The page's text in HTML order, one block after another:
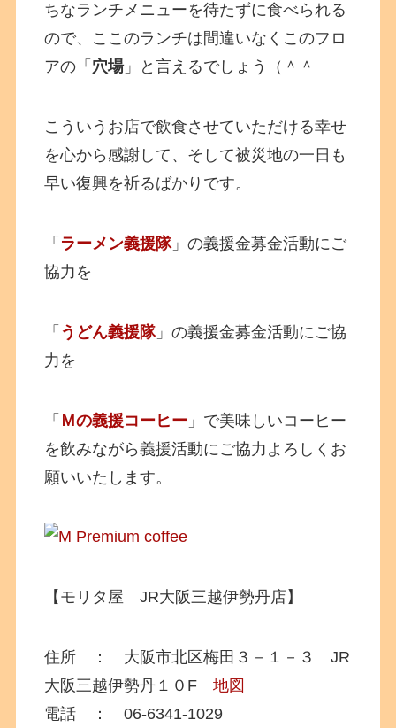
ちなランチメニューを待たずに食べられる
ので、ここのランチは間違いなくこのフロ
アの「 穴場」と言えるでしょう（＾＾
こういうお店で飲食させていただける幸せ
を心から感謝して、そして被災地の一日も
早い復興を祈るばかりです。
「 ラーメン義援隊」の義援金募金活動にご
協力を
「 うどん義援隊」の義援金募金活動にご協
力を
「 Ｍの義援コーヒー 」で美味しいコーヒー
を飲みながら義援活動にご協力よろしくお
願いいたします。
【モリタ屋 JR大阪三越伊勢丹店】
住所 ： 大阪市北区梅田３－１－３ JR
大阪三越伊勢丹１０F地図
電話 ： 06-6341-1029